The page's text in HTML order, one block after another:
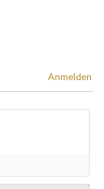
Anmelden